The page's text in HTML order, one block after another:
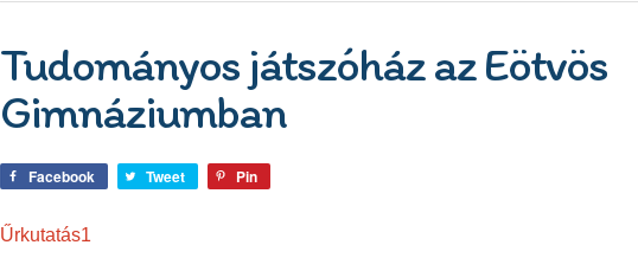
Tudományos játszóház az Eötvös
Gimnáziumban
Facebook Tweet Pin
Űrkutatás1